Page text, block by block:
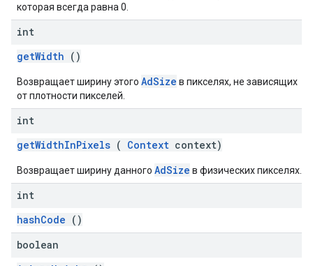
которая всегда равна 0.
int
getWidth ()
Возвращает ширину этого AdSize в пикселях, не зависящих
от плотности пикселей.
int
getWidthInPixels ( Context context)
Возвращает ширину данного AdSize в физических пикселях.
int
hashCode ()
boolean